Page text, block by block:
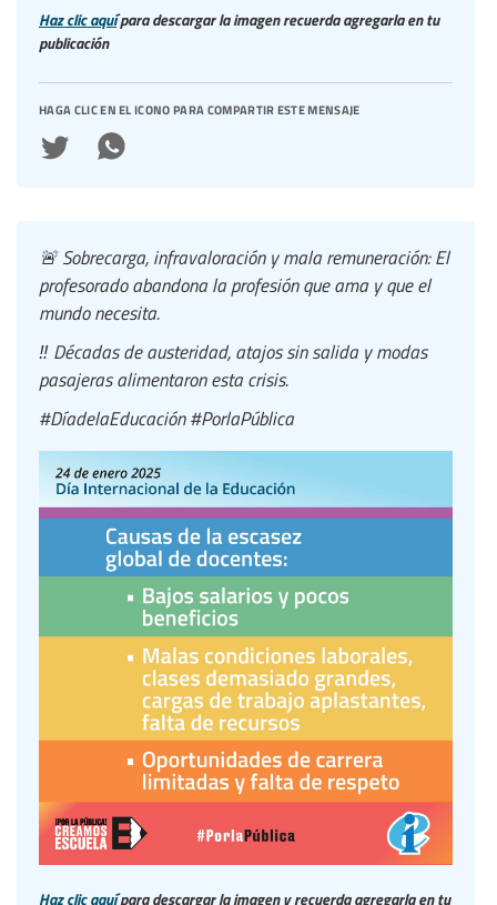
Haz clic aquípara descargar la imagen recuerda agregarla en tu
publicación
haga clic en el icono para compartir este mensaje
🚨 Sobrecarga, infravaloración y mala remuneración: El
profesorado abandona la profesión que ama y que el
mundo necesita.
‼️ Décadas de austeridad, atajos sin salida y modas
pasajeras alimentaron esta crisis.
#DíadelaEducación #PorlaPública
Haz clic aquípara descargar la imagen y recuerda agregarla en tu